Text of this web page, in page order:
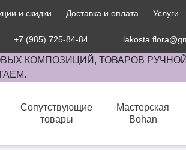
и скидки Доставка и оплата Услуги
+7 (985) 725-84-84
КОМПОЗИЦИЙ, ТОВАРОВ
Сопутствующие
товары
Мастерская
Bohan